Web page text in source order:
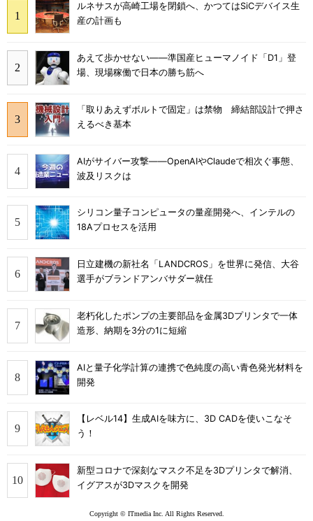
ルネサスが高崎工場を閉鎖へ、かつてはSiCデバイス生
産の計画も
あえて歩かせない――準国産ヒューマノイド「D1」登
場、現場稼働で日本の勝ち筋へ
「取りあえずボルトで固定」は禁物 締結部設計で押さ
えるべき基本
AIがサイバー攻撃――OpenAIやClaudeで相次ぐ事態、
波及リスクは
シリコン量子コンピュータの量産開発へ、インテルの
18Aプロセスを活用
日立建機の新社名「LANDCROS」を世界に発信、大谷
選手がブランドアンバサダー就任
老朽化したポンプの主要部品を金属3Dプリンタで一体
造形、納期を3分の1に短縮
AIと量子化学計算の連携で色純度の高い青色発光材料を
開発
【レベル14】生成AIを味方に、3D CADを使いこなそ
う！
新型コロナで深刻なマスク不足を3Dプリンタで解消、
イグアスが3Dマスクを開発
Copyright © ITmedia Inc. All Rights Reserved.